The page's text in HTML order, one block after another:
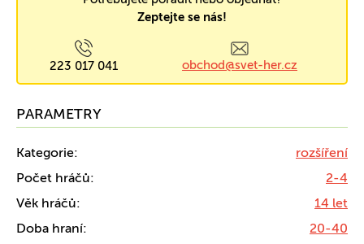
Zeptejte se nás!
223 017 041 obchod@svet-her.cz
PARAMETRY
Kategorie:
rozšíření
Počet hráčů:
2-4
Věk hráčů:
14 let
Doba hraní:
20-40